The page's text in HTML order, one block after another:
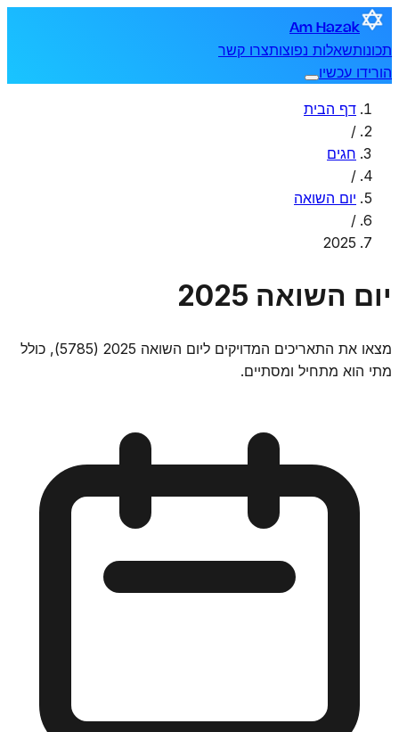
Am Hazak
תכונותשאלות נפוצותצרו קשר
הורידו עכשיו
דף הבית
/
חגים
/
יום השואה
/
2025
יום השואה 2025
מצאו את התאריכים המדויקים ליום השואה 2025 (5785), כולל
מתי הוא מתחיל ומסתיים.